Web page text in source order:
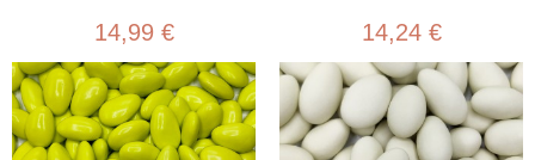
14,99 € 14,24 €